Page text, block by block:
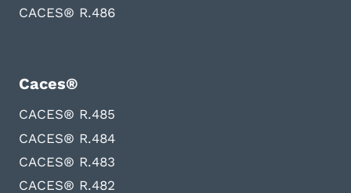
CACES® R.486
Caces®
CACES® R.485
CACES® R.484
CACES® R.483
CACES® R.482